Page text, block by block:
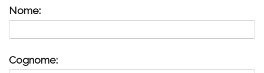
Nome:
Cognome: